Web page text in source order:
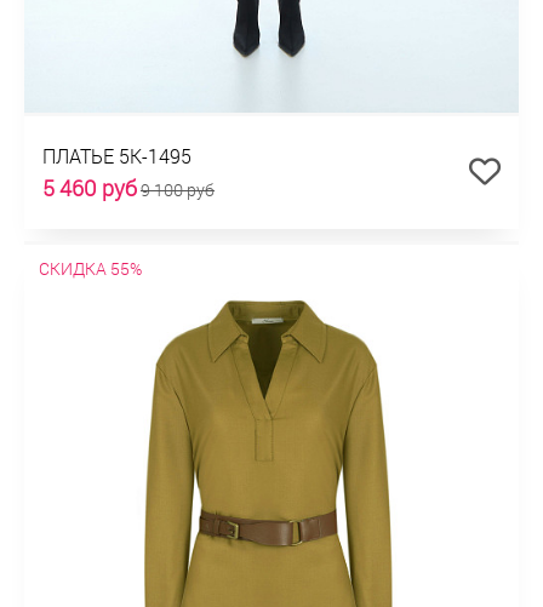
ПЛАТЬЕ 5К-1495
5 460 руб9 100 руб
СКИДКА 55%